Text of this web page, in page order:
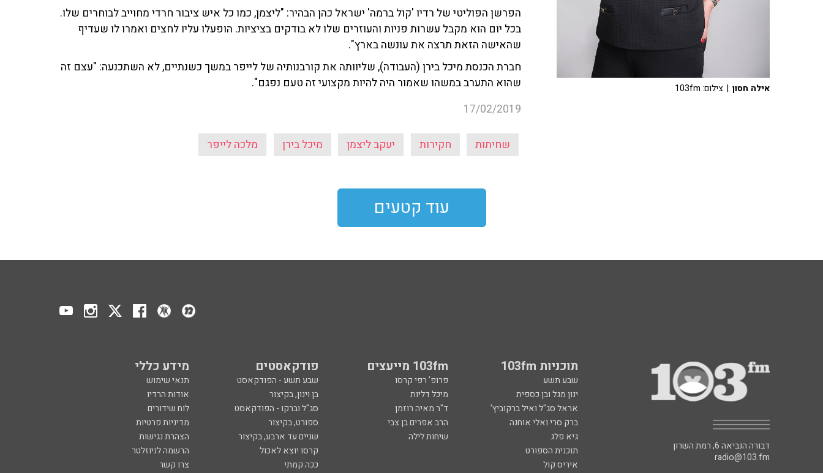
הפרשן הפוליטי של רדיו 'קול ברמה' ישראל כהן הבהיר: "ליצמן, כמו כל איש ציבור חרדי מחוייב לבוחרים שלו.
בכל יום הוא מקבל עשרות פניות והעוזרים שלו לא בודקים בציציות. הופעלו עליו לחצים ואמרו לו שעדיף
שהאישה הזאת תרצה את עונשה בארץ".
חברת הכנסת מיכל בירן (העבודה), שליוותה את קורבנותיה של לייפר במשך כשנתיים, לא השתכנעה: "עצם זה
שהוא התערב במשהו שאמור היה להיות מקצועי זה טעם נפגם".
17/02/2019
שחיתות חקירות יעקב ליצמן מיכל בירן מלכה לייפר
אילה חסון | צילום: 103fm
עוד קטעים
תוכניות 103fm 103fm מייעצים פודקאסטים מידע כללי
שבע תשע פרופ' רפי קרסו שבע תשע - הפודקאסט
תנאי שימוש
ינון מגל ובן כספית
מיכל דליות בן וינון, בקיצור
אודות הרדיו
אראל סג"ל ואיל ברקוביץ'
ד"ר מאיה רוזמן סג"ל וברקו - הפודקאסט
לוח שידורים
ברק סרי ואלי אוחנה
הרב אפרים בן צבי ספורט, בקיצור
מדיניות פרטיות
גיא פלג
שיחות לילה שניים עד ארבע, בקיצור
הצהרת נגישות
תוכנית הספורט
קרסו יוצא לאכול
הרשמה לניוזלטר
איריס קול
ככה קמתי
צרו קשר
דבורה הנביאה 6, רמת השרון
radio@103.fm